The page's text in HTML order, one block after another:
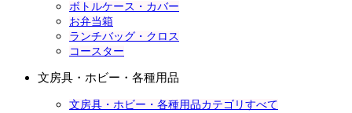
ボトルケース・カバー
お弁当箱
ランチバッグ・クロス
コースター
文房具・ホビー・各種用品
文房具・ホビー・各種用品カテゴリすべて